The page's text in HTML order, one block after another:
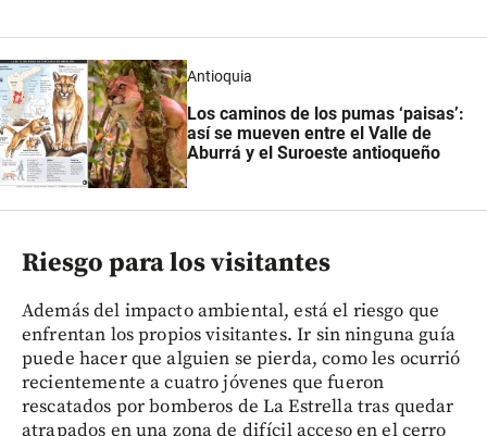
Antioquia
Los caminos de los pumas ‘paisas’:
así se mueven entre el Valle de
Aburrá y el Suroeste antioqueño
Riesgo para los visitantes
Además del impacto ambiental, está el riesgo que
enfrentan los propios visitantes. Ir sin ninguna guía
puede hacer que alguien se pierda, como les ocurrió
recientemente a cuatro jóvenes que fueron
rescatados por bomberos de La Estrella tras quedar
atrapados en una zona de difícil acceso en el cerro